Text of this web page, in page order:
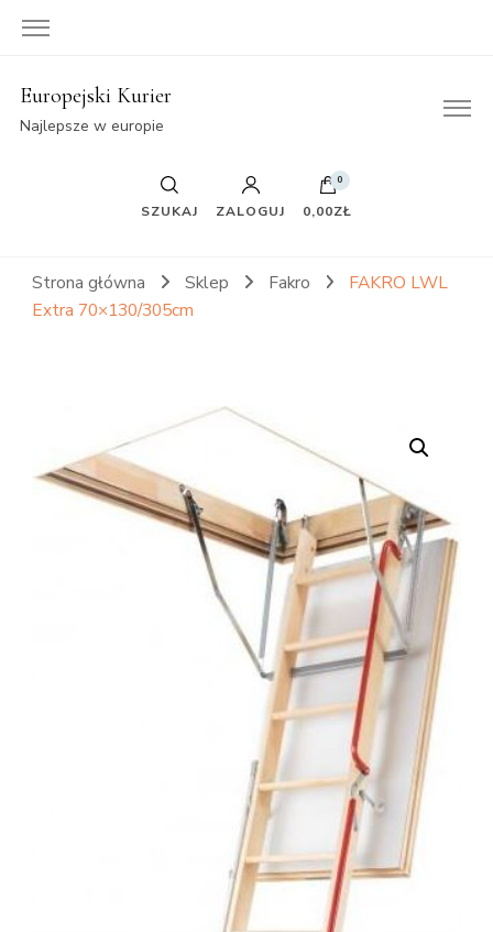
Europejski Kurier
Najlepsze w europie
SZUKAJ ZALOGUJ
0
0,00ZŁ
Strona główna Sklep Fakro
FAKRO LWL
Extra 70×130/305cm